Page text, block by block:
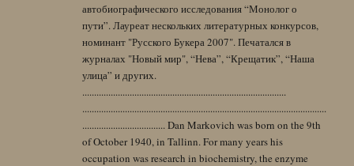
автобиографического исследования “Монолог о
пути”. Лауреат нескольких литературных конкурсов,
номинант "Русского Букера 2007". Печатался в
журналах "Новый мир", “Нева”, “Крещатик”, “Наша
улица” и других.
......................................................................................
.......................................................................................................
................................... Dan Markovich was born on the 9th
of October 1940, in Tallinn. For many years his
occupation was research in biochemistry, the enzyme